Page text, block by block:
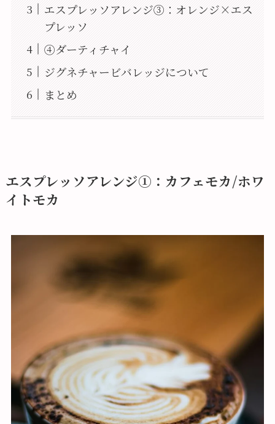
エスプレッソアレンジ③：オレンジ×エス
プレッソ
④ダーティチャイ
ジグネチャービバレッジについて
まとめ
エスプレッソアレンジ①：カフェモカ/ホワ
イトモカ